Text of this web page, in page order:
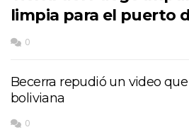
limpia para el puerto
0
Becerra repudió un video
boliviana
0